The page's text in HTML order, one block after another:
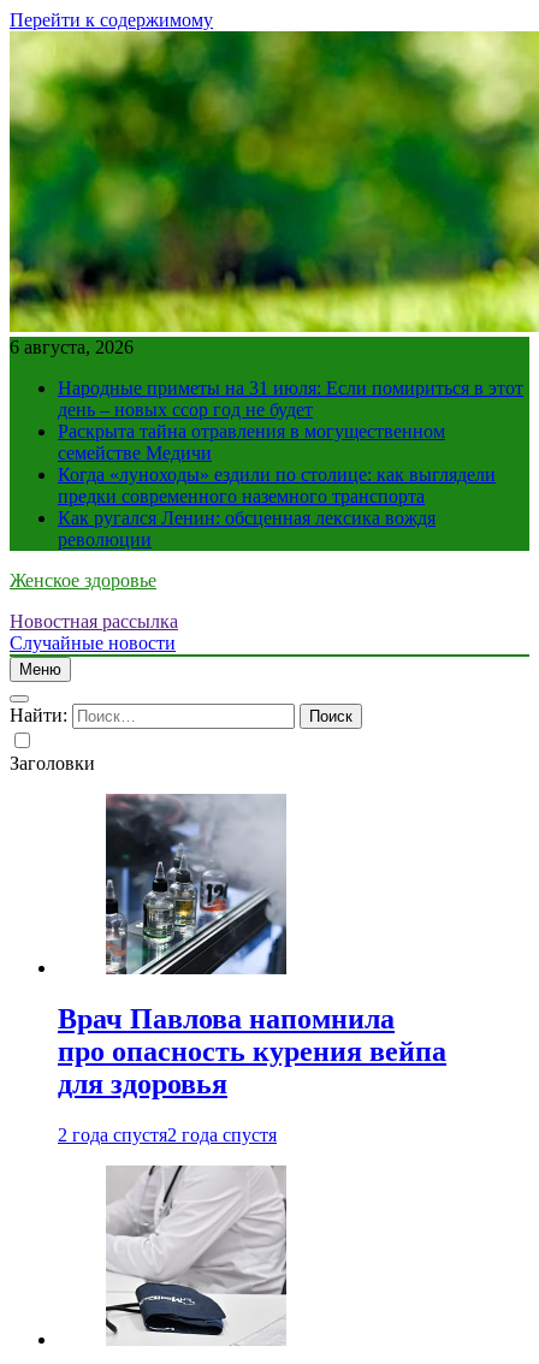
Перейти к содержимому
6 августа, 2026
Народные приметы на 31 июля: Если помириться в этот
день – новых ссор год не будет
Раскрыта тайна отравления в могущественном
семействе Медичи
Когда «луноходы» ездили по столице: как выглядели
предки современного наземного транспорта
Как ругался Ленин: обсценная лексика вождя
революции
Женское здоровье
Новостная рассылка
Случайные новости
Меню
Найти:
Заголовки
Врач Павлова напомнила
про опасность курения вейпа
для здоровья
2 года спустя2 года спустя